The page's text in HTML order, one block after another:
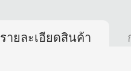
รายละเอียดสินค้า